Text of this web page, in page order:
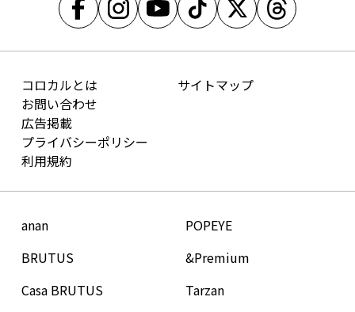
コロカルとは
お問い合わせ
広告掲載
プライバシーポリシー
利用規約
サイトマップ
anan
BRUTUS
Casa BRUTUS
POPEYE
&Premium
Tarzan